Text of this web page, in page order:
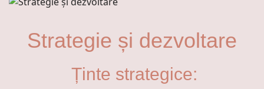
Strategie și dezvoltare
Ținte strategice: